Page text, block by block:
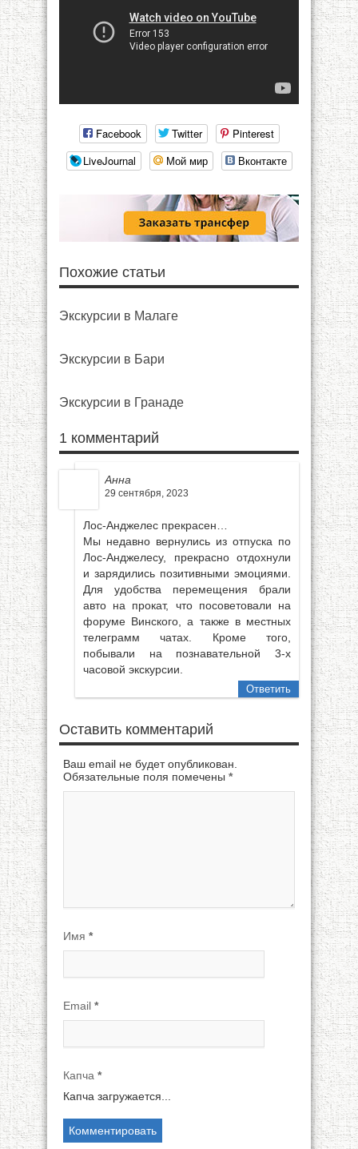
Facebook Twitter
Pinterest
LiveJournal
Мой мир Вконтакте
Похожие статьи
Экскурсии в Малаге
Экскурсии в Бари
Экскурсии в Гранаде
1 комментарий
Анна
29 сентября, 2023
Лос-Анджелес прекрасен…
Мы недавно вернулись из отпуска по
Лос-Анджелесу, прекрасно отдохнули
и зарядились позитивными эмоциями.
Для удобства перемещения брали
авто на прокат, что посоветовали на
форуме Винского, а также в местных
телеграмм чатах. Кроме того,
побывали на познавательной 3-х
часовой экскурсии.
Ответить
Оставить комментарий
Ваш email не будет опубликован.
Обязательные поля помечены *
Имя *
Email *
Капча *
Капча загружается...